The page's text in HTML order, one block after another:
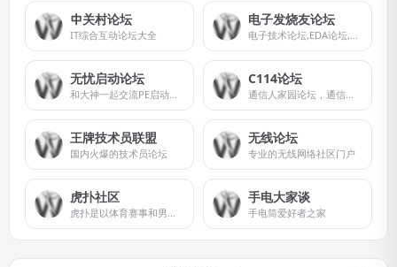
中关村论坛
IT综合互动论坛大全
电子发烧友论坛
电子技术论坛,EDA论坛,电路设计论坛,单片机论坛,电子行业分析,电子发烧友,工程师乐园,嵌入式系统,labview论坛,半导体技术天地为电子工程师提供最新技术资料与应用设计方案,是业内最受欢迎的电子发烧友电子工程师互动交流平台之一.并特为电子工程师举办免费电子发烧友技术讲座,成为电子工程师的乐园.
无忧启动论坛
和大神一起交流PE启动引导相关内容
C114论坛
通信人家园论坛，通信人的网上乐园！
王牌技术员联盟
国内火爆的技术员论坛
无线论坛
专业的无线网络社区门户
虎扑社区
虎扑是以体育赛事和男性兴趣生活为主的社区网站。专注于NBA赛程、NBA录像、NBA直播、NBA资讯、球员交易、足球、英超、电竞、LPL等全部篮球足球电竞赛事，并提供虎扑步行街社区服务。
手电大家谈
手电筒爱好者之家